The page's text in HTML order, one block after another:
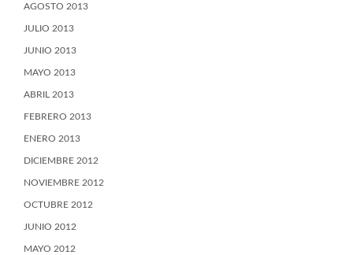
AGOSTO 2013
JULIO 2013
JUNIO 2013
MAYO 2013
ABRIL 2013
FEBRERO 2013
ENERO 2013
DICIEMBRE 2012
NOVIEMBRE 2012
OCTUBRE 2012
JUNIO 2012
MAYO 2012